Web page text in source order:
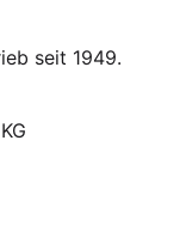
seit 1949.